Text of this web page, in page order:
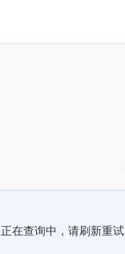
正在查询中，请刷新重试